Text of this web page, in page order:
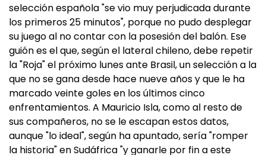
selección española "se vio muy perjudicada durante
los primeros 25 minutos", porque no pudo desplegar
su juego al no contar con la posesión del balón. Ese
guión es el que, según el lateral chileno, debe repetir
la "Roja" el próximo lunes ante Brasil, un selección a la
que no se gana desde hace nueve años y que le ha
marcado veinte goles en los últimos cinco
enfrentamientos. A Mauricio Isla, como al resto de
sus compañeros, no se le escapan estos datos,
aunque "lo ideal", según ha apuntado, sería "romper
la historia" en Sudáfrica "y ganarle por fin a este